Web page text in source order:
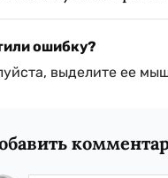
ошибку?
выделите ее